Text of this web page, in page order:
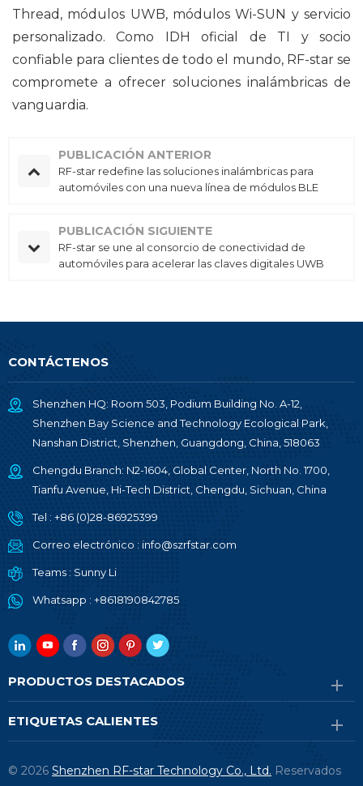
Thread, módulos UWB, módulos Wi-SUN y servicio
personalizado. Como IDH oficial de TI y socio
confiable para clientes de todo el mundo, RF-star se
compromete a ofrecer soluciones inalámbricas de
vanguardia.
PUBLICACIÓN ANTERIOR
RF-star redefine las soluciones inalámbricas para
automóviles con una nueva línea de módulos BLE
PUBLICACIÓN SIGUIENTE
RF-star se une al consorcio de conectividad de
automóviles para acelerar las claves digitales UWB
CONTÁCTENOS
Shenzhen HQ: Room 503, Podium Building No. A-12,
Shenzhen Bay Science and Technology Ecological Park,
Nanshan District, Shenzhen, Guangdong, China, 518063
Chengdu Branch: N2-1604, Global Center, North No. 1700,
Tianfu Avenue, Hi-Tech District, Chengdu, Sichuan, China
Tel : +86 (0)28-86925399
Correo electrónico : info@szrfstar.com
Teams : Sunny Li
Whatsapp : +8618190842785
PRODUCTOS DESTACADOS
ETIQUETAS CALIENTES
© 2026 Shenzhen RF-star Technology Co., Ltd. Reservados